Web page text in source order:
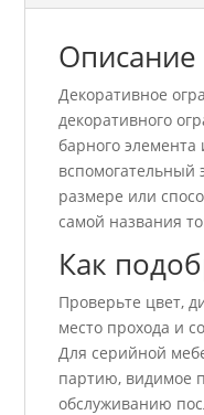
Описание
Декоративное
декоративного
барного
вспомогательный
размере или
самой названия
Как
Проверьте цвет,
место прохода и
Для серийной
партию, видимое
обслуживанию